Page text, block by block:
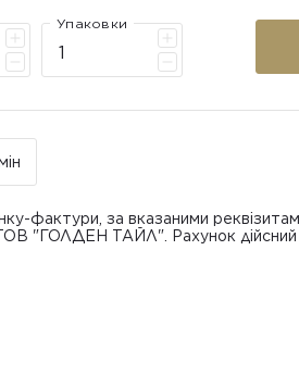
Упаковки
фактури, за вказаними
ТОВ "ГОЛДЕН ТАЙЛ". Рахунок